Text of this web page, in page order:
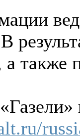
также